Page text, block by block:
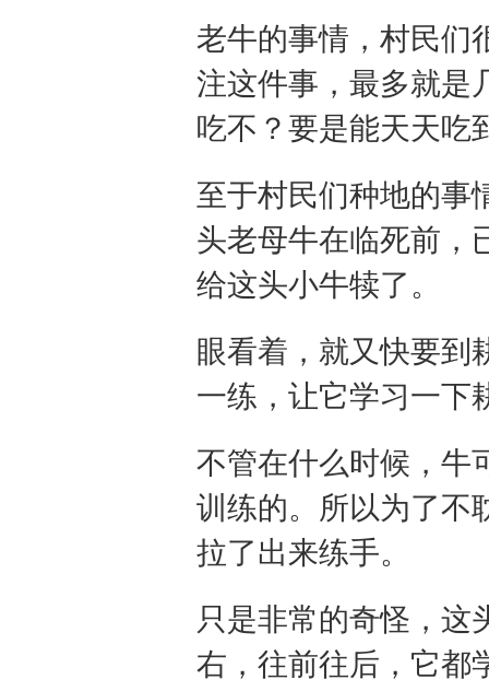
老牛的事情，村民们
注这件事，最多就是
吃不？要是能天天吃
至于村民们种地的事
头老母牛在临死前，
给这头小牛犊了。
眼看着，就又快要到
一练，让它学习一下
不管在什么时候，牛
训练的。所以为了不
拉了出来练手。
只是非常的奇怪，这
右，往前往后，它都